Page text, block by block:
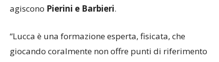
agiscono Pierini e Barbieri.
“Lucca è una formazione esperta, fisicata, che
giocando coralmente non offre punti di riferimento